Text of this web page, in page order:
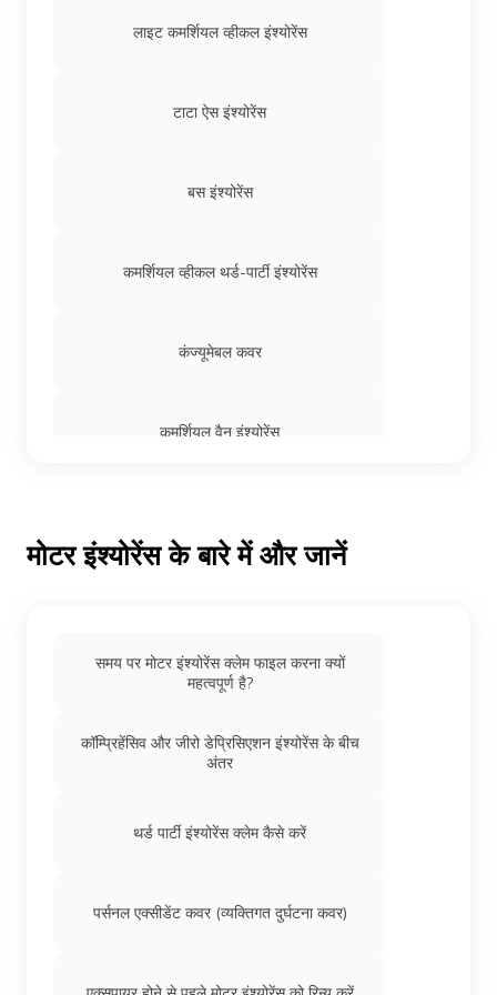
लाइट कमर्शियल व्हीकल इंश्योरेंस
टाटा ऐस इंश्योरेंस
बस इंश्योरेंस
कमर्शियल व्हीकल थर्ड-पार्टी इंश्योरेंस
कंज्यूमेबल कवर
कमर्शियल वैन इंश्योरेंस
रिटर्न टू इनवॉइस कवर
ट्रेलर इंश्योरेंस
ऑटो रिक्शा इंश्योरंस
हैवी व्हीकल इंश्योरेंस
मोटर इंश्योरेंस के बारे में और जानें
समय पर मोटर इंश्योरेंस क्लेम फाइल करना क्यों
महत्वपूर्ण है?
कॉम्प्रिहेंसिव और जीरो डेप्रिसिएशन इंश्योरेंस के बीच
अंतर
थर्ड पार्टी इंश्योरेंस क्लेम कैसे करें
पर्सनल एक्सीडेंट कवर (व्यक्तिगत दुर्घटना कवर)